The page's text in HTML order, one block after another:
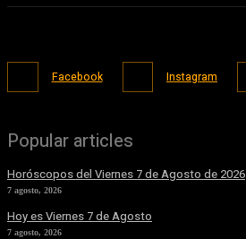
Facebook Instagram
Popular articles
Horóscopos del Viernes 7 de Agosto de 2026
7 agosto, 2026
Hoy es Viernes 7 de Agosto
7 agosto, 2026